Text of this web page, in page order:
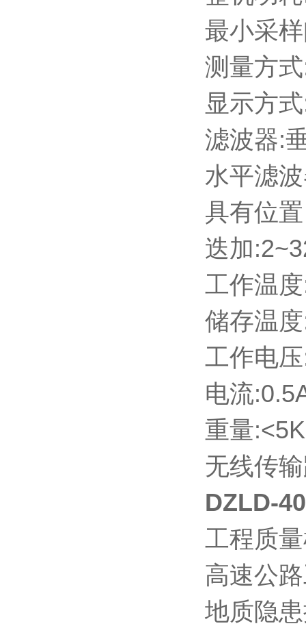
最小采
测量方
显示方
滤波器:
水平滤
具有位
迭加
工作温
储存温
工作电
电流
重量
无线传
DZLD-
工程质
高速公
地质隐